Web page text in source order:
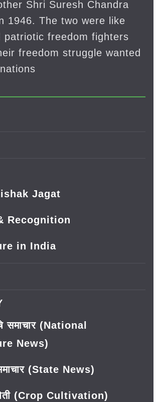
Shri Suresh Chandra
1946. The two were like
patriotic freedom fighters
freedom struggle wanted
Jagat
Recognition
in India
समाचार (National
News)
(State News)
(Crop Cultivation)